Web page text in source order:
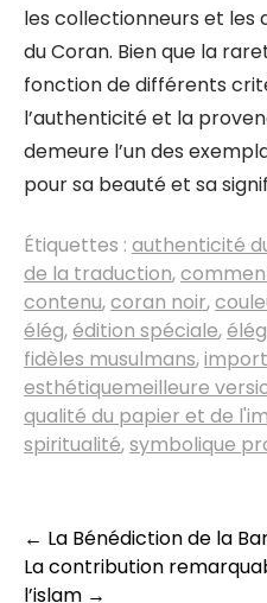
les collectionneurs et les
du Coran. Bien que la
fonction de différents
l’authenticité et la
demeure l’un des
pour sa beauté et sa
Étiquettes : authenticité
de la traduction,
contenu,coran noir,
élég,édition spéciale,
fidèles musulmans,
esthétiquemeilleure
qualité du papier et de
spiritualité,symbolique
Navigation
des
← La Bénédiction de la
La contribution
l’islam →